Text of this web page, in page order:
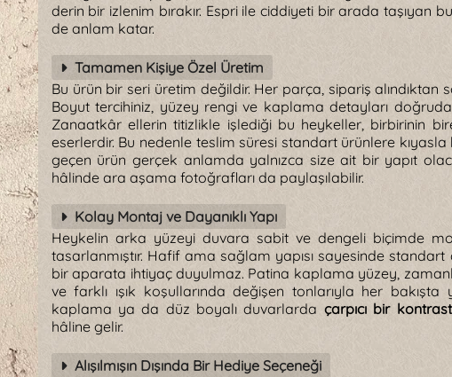
derin bir izlenim bırakır. Espri ile ciddiyeti bir arada taşıyan
de anlam katar.
Tamamen Kişiye Özel Üretim
Bu ürün bir seri üretim değildir. Her parça, sipariş alındıktan
Boyut tercihiniz, yüzey rengi ve kaplama detayları
Zanaatkâr ellerin titizlikle işlediği bu heykeller, birbirinin
eserlerdir. Bu nedenle teslim süresi standart ürünlere
geçen ürün gerçek anlamda yalnızca size ait bir yapıt
hâlinde ara aşama fotoğrafları da paylaşılabilir.
Kolay Montaj ve Dayanıklı Yapı
Heykelin arka yüzeyi duvara sabit ve dengeli biçimde
tasarlanmıştır. Hafif ama sağlam yapısı sayesinde
bir aparata ihtiyaç duyulmaz. Patina kaplama yüzey,
ve farklı ışık koşullarında değişen tonlarıyla her bakışta
kaplama ya da düz boyalı duvarlarda çarpıcı bir kontrast
hâline gelir.
Alışılmışın Dışında Bir Hediye Seçeneği